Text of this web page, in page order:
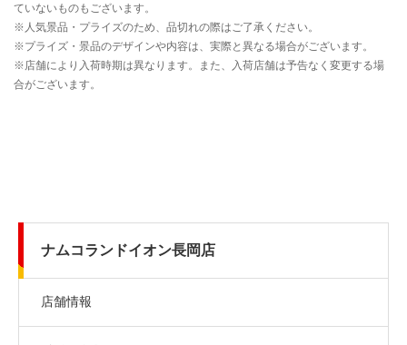
ナムコランドイオン長岡店
店舗情報